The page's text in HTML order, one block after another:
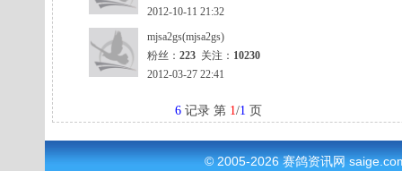
2012-10-11 21:32
mjsa2gs(mjsa2gs)
粉丝： 223 关注： 10230
2012-03-27 22:41
6记录 第 1/1 页
© 2005-2026 赛鸽资讯网